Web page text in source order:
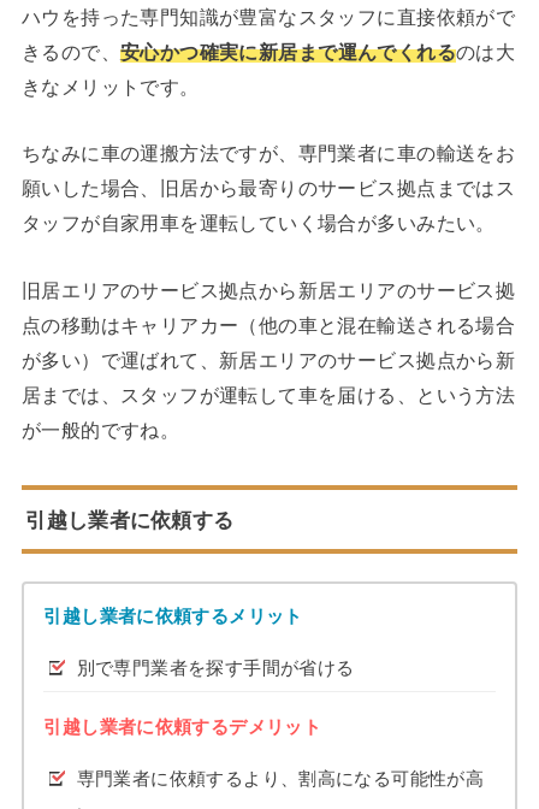
ハウを持った専門知識が豊富なスタッフに直接依頼がで
きるので、 安心かつ確実に新居まで運んでくれるのは大
きなメリットです。
ちなみに車の運搬方法ですが、専門業者に車の輸送をお
願いした場合、旧居から最寄りのサービス拠点まではス
タッフが自家用車を運転していく場合が多いみたい。
旧居エリアのサービス拠点から新居エリアのサービス拠
点の移動はキャリアカー（他の車と混在輸送される場合
が多い）で運ばれて、新居エリアのサービス拠点から新
居までは、スタッフが運転して車を届ける、という方法
が一般的ですね。
引越し業者に依頼する
引越し業者に依頼するメリット
別で専門業者を探す手間が省ける
引越し業者に依頼するデメリット
専門業者に依頼するより、割高になる可能性が高